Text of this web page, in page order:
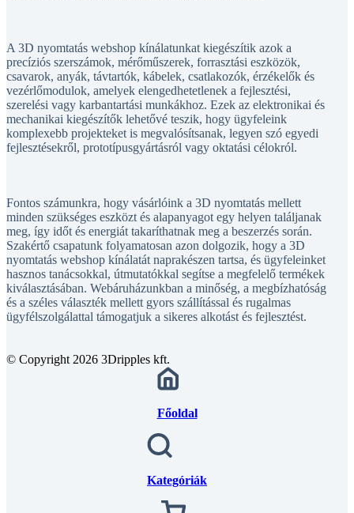
A 3D nyomtatás webshop kínálatunkat kiegészítik azok a
precíziós szerszámok, mérőműszerek, forrasztási eszközök,
csavarok, anyák, távtartók, kábelek, csatlakozók, érzékelők és
vezérlőmodulok, amelyek elengedhetetlenek a fejlesztési,
szerelési vagy karbantartási munkákhoz. Ezek az elektronikai és
mechanikai kiegészítők lehetővé teszik, hogy ügyfeleink
komplexebb projekteket is megvalósítsanak, legyen szó egyedi
fejlesztésekről, prototípusgyártásról vagy oktatási célokról.
Fontos számunkra, hogy vásárlóink a 3D nyomtatás mellett
minden szükséges eszközt és alapanyagot egy helyen találjanak
meg, így időt és energiát takaríthatnak meg a beszerzés során.
Szakértő csapatunk folyamatosan azon dolgozik, hogy a 3D
nyomtatás webshop kínálatát naprakészen tartsa, és ügyfeleinket
hasznos tanácsokkal, útmutatókkal segítse a megfelelő termékek
kiválasztásában. Webáruházunkban a minőség, a megbízhatóság
és a széles választék mellett gyors szállítással és rugalmas
ügyfélszolgálattal támogatjuk a sikeres alkotást és fejlesztést.
© Copyright 2026 3Dripples kft.
Főoldal
Kategóriák